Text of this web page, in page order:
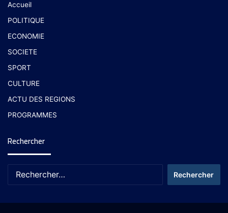
Accueil
POLITIQUE
ECONOMIE
SOCIETE
SPORT
CULTURE
ACTU DES REGIONS
PROGRAMMES
Rechercher